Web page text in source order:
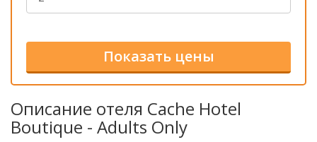
Описание отеля Cache Hotel
Boutique - Adults Only